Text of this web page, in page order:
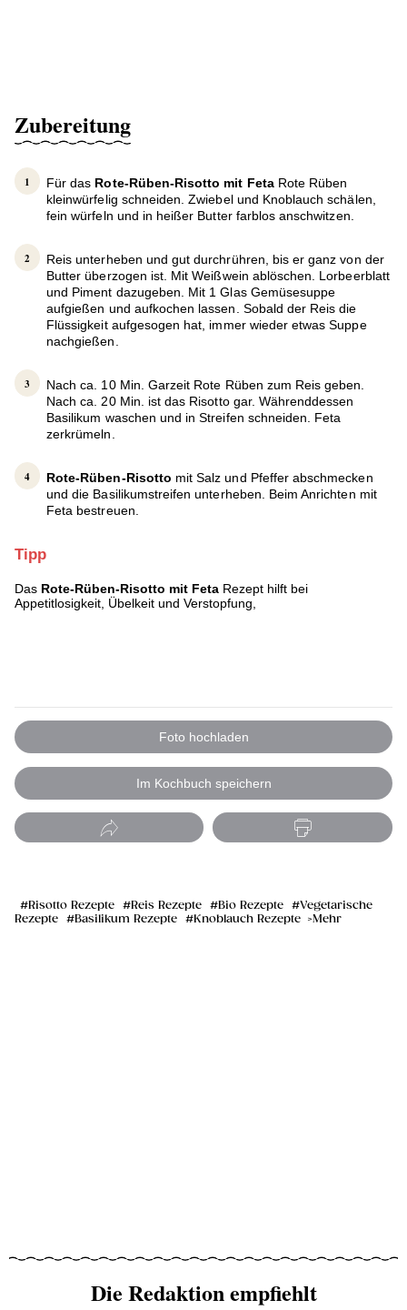
Zubereitung
Für das Rote-Rüben-Risotto mit FetaRote Rüben
kleinwürfelig schneiden. Zwiebel und Knoblauch schälen,
fein würfeln und in heißer Butter farblos anschwitzen.
Reis unterheben und gut durchrühren, bis er ganz von der
Butter überzogen ist. Mit Weißwein ablöschen. Lorbeerblatt
und Piment dazugeben. Mit 1 Glas Gemüsesuppe
aufgießen und aufkochen lassen. Sobald der Reis die
Flüssigkeit aufgesogen hat, immer wieder etwas Suppe
nachgießen.
Nach ca. 10 Min. Garzeit Rote Rüben zum Reis geben.
Nach ca. 20 Min. ist das Risotto gar. Währenddessen
Basilikum waschen und in Streifen schneiden. Feta
zerkrümeln.
Rote-Rüben-Risotto mit Salz und Pfeffer abschmecken
und die Basilikumstreifen unterheben. Beim Anrichten mit
Feta bestreuen.
Tipp
Das Rote-Rüben-Risotto mit Feta Rezept hilft bei
Appetitlosigkeit, Übelkeit und Verstopfung,
Foto hochladen
Im Kochbuch speichern
Risotto Rezepte Reis Rezepte Bio Rezepte
Vegetarische
Rezepte
Basilikum Rezepte Knoblauch Rezepte Mehr
Die Redaktion empfiehlt